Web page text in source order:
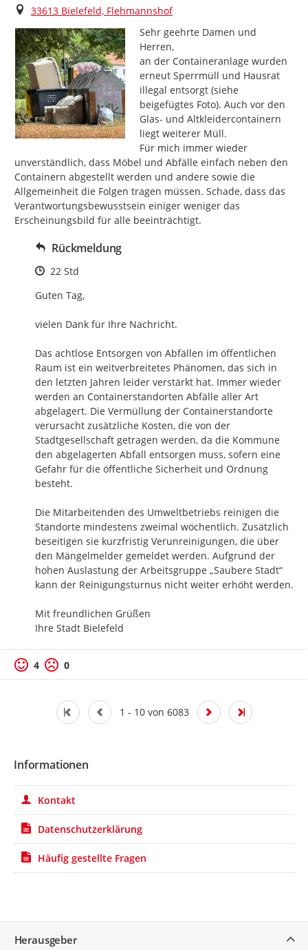
Ort
33613 Bielefeld, Flehmannshof
Sehr geehrte Damen und
Herren,
an der Containeranlage wurden
erneut Sperrmüll und Hausrat
illegal entsorgt (siehe
beigefügtes Foto). Auch vor den
Glas- und Altkleidercontainern
liegt weiterer Müll.
Für mich immer wieder
unverständlich, dass Möbel und Abfälle einfach neben den
Containern abgestellt werden und andere sowie die
Allgemeinheit die Folgen tragen müssen. Schade, dass das
Verantwortungsbewusstsein einiger weniger das
Erscheinungsbild für alle beeinträchtigt.
Rückmeldung
Zeitpunkt des Erstellens
22 Std
Guten Tag,
vielen Dank für Ihre Nachricht.
Das achtlose Entsorgen von Abfällen im öffentlichen
Raum ist ein weitverbreitetes Phänomen, das sich in
den letzten Jahren leider verstärkt hat. Immer wieder
werden an Containerstandorten Abfälle aller Art
abgelagert. Die Vermüllung der Containerstandorte
verursacht zusätzliche Kosten, die von der
Stadtgesellschaft getragen werden, da die Kommune
den abgelagerten Abfall entsorgen muss, sofern eine
Gefahr für die öffentliche Sicherheit und Ordnung
besteht.
Die Mitarbeitenden des Umweltbetriebs reinigen die
Standorte mindestens zweimal wöchentlich. Zusätzlich
beseitigen sie kurzfristig Verunreinigungen, die über
den Mängelmelder gemeldet werden. Aufgrund der
hohen Auslastung der Arbeitsgruppe „Saubere Stadt“
kann der Reinigungsturnus nicht weiter erhöht werden.
Mit freundlichen Grüßen
Ihre Stadt Bielefeld
4 0
1 - 10 von 6083
Informationen
Kontakt
Datenschutzerklärung
Häufig gestellte Fragen
Herausgeber